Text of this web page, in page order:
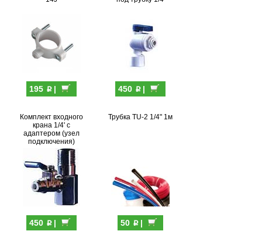
195 p| 450 p|
Комплект входного
крана 1/4' с
адаптером (узел
подключения)
450 p|
Трубка TU-2 1/4" 1м
50 p|